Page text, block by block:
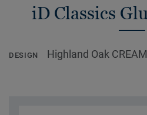
iD Classics
DESIGN Highland Oak CREAM